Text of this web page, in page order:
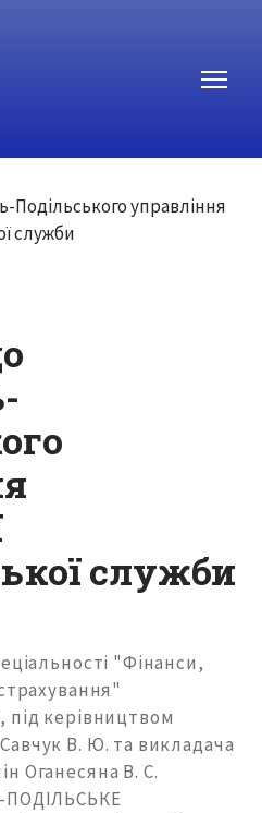
служби
"Фінанси,
під керівництвом
В. Ю. та викладача
Оганесяна В. С.
ПОДІЛЬСЬКЕ